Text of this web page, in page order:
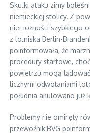
Skutki ataku zimy
niemieckiej stolicy. Z
niemożności szybkiego
z lotniska Berlin-
poinformowała, że
procedury startowe,
powietrzu mogą
licznymi odwołaniami
południa anulowano już
Problemy nie ominęły
przewoźnik BVG